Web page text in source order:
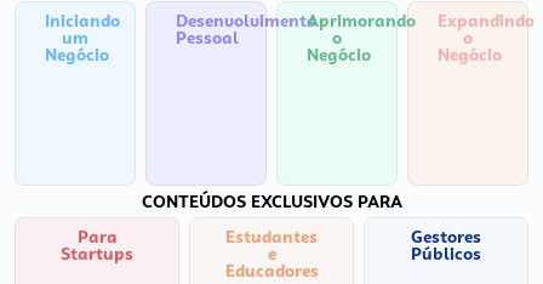
Iniciando
um
Negócio
Desenvolvimento
Pessoal
Aprimorando
o
Negócio
Expandindo
o
Negócio
CONTEÚDOS EXCLUSIVOS PARA
Para
Startups
Estudantes
e
Educadores
Gestores
Públicos